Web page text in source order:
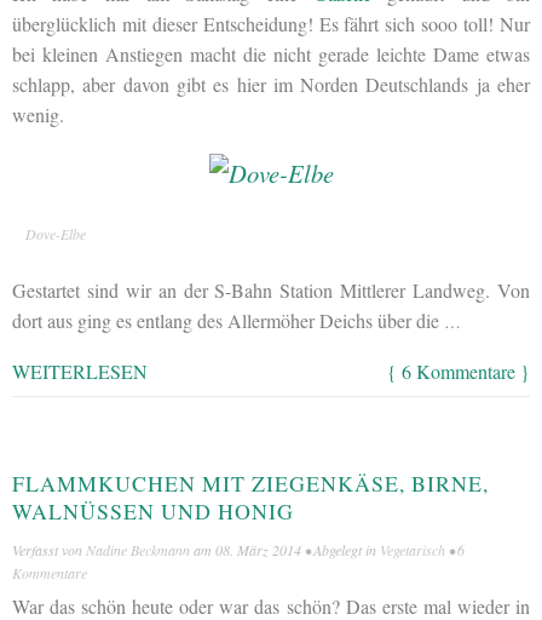
überglücklich mit dieser Entscheidung! Es fährt sich sooo toll! Nur
bei kleinen Anstiegen macht die nicht gerade leichte Dame etwas
schlapp, aber davon gibt es hier im Norden Deutschlands ja eher
wenig.
Dove-Elbe
Gestartet sind wir an der S-Bahn Station Mittlerer Landweg. Von
dort aus ging es entlang des Allermöher Deichs über die …
WEITERLESEN { 6 Kommentare }
FLAMMKUCHEN MIT ZIEGENKÄSE, BIRNE,
WALNÜSSEN UND HONIG
Verfasst von Nadine Beckmann am 08. März 2014 • Abgelegt in Vegetarisch •6
Kommentare
War das schön heute oder war das schön? Das erste mal wieder in